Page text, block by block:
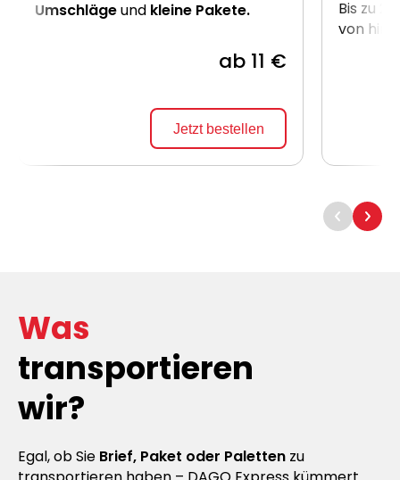
Umschlägeund kleine Pakete.
ab 11 €
Jetzt bestellen
Bis zu 2
von
Was
transportieren
wir?
Egal, ob Sie Brief, Paket oder Paletten zu